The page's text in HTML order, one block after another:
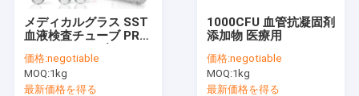
メディカルグラス SST
血液検査チューブ PRP
価格:negotiable
MOQ:1kg
最新価格を得る
1000CFU 血管抗凝固剤
添加物 医療用
価格:negotiable
MOQ:1kg
最新価格を得る